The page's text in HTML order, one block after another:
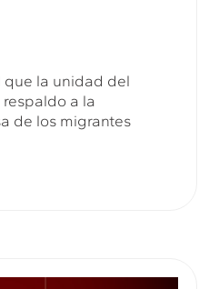
que la unidad del
a la
de los migrantes